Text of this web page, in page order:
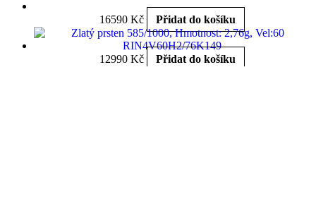
16590 Kč Přidat do košíku
12990 Kč Přidat do košíku